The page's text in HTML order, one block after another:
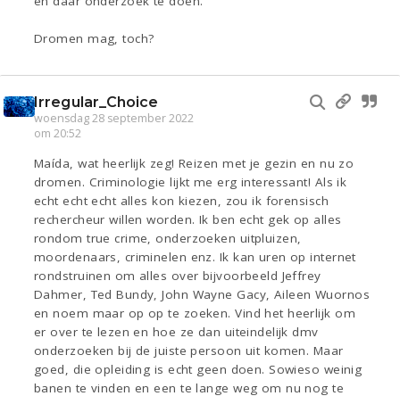
Dromen mag, toch?
Irregular_Choice
woensdag 28 september 2022
om 20:52
Maída, wat heerlijk zeg! Reizen met je gezin en nu zo
dromen. Criminologie lijkt me erg interessant! Als ik
echt echt echt alles kon kiezen, zou ik forensisch
rechercheur willen worden. Ik ben echt gek op alles
rondom true crime, onderzoeken uitpluizen,
moordenaars, criminelen enz. Ik kan uren op internet
rondstruinen om alles over bijvoorbeeld Jeffrey
Dahmer, Ted Bundy, John Wayne Gacy, Aileen Wuornos
en noem maar op op te zoeken. Vind het heerlijk om
er over te lezen en hoe ze dan uiteindelijk dmv
onderzoeken bij de juiste persoon uit komen. Maar
goed, die opleiding is echt geen doen. Sowieso weinig
banen te vinden en een te lange weg om nu nog te